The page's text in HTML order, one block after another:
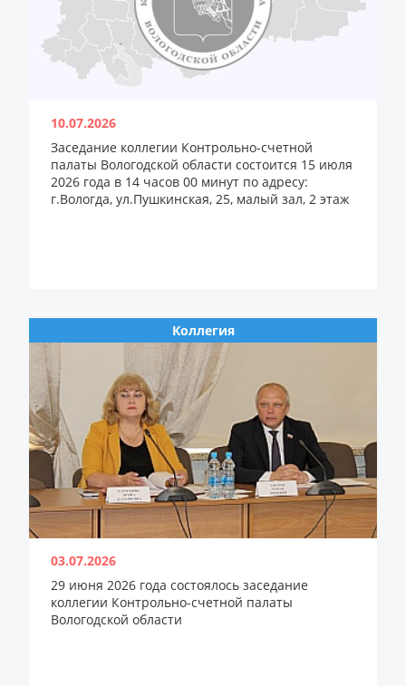
10.07.2026
Заседание коллегии Контрольно-счетной
палаты Вологодской области состоится 15 июля
2026 года в 14 часов 00 минут по адресу:
г.Вологда, ул.Пушкинская, 25, малый зал, 2 этаж
Коллегия
03.07.2026
29 июня 2026 года состоялось заседание
коллегии Контрольно-счетной палаты
Вологодской области